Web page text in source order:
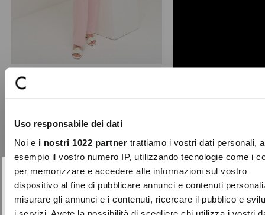
Uso responsabile dei dati
Noi e i nostri 1022 partnertrattiamo i vostri dati personali,
esempio il vostro numero IP, utilizzando tecnologie come i
per memorizzare e accedere alle informazioni sul vostro
dispositivo al fine di pubblicare annunci e contenuti
misurare gli annunci e i contenuti, ricercare il pubblico e
i servizi. Avete la possibilità di scegliere chi utilizza i vostri
out for a clean and refined straight-
leg cut, finish ...
reduced
from
€99.00 to €29.70
-70%
Close
SUBSCRIBE TO OUR
NEWSLETTER